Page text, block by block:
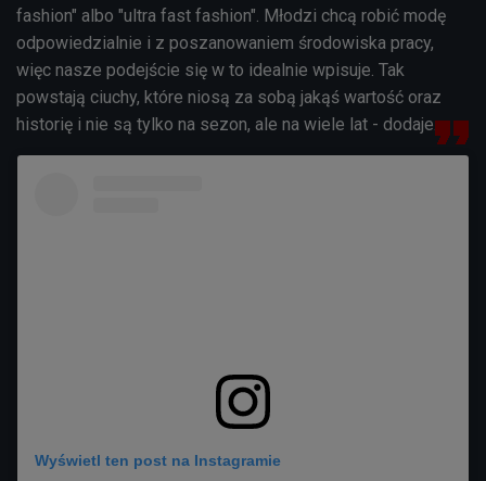
fashion" albo "ultra fast fashion". Młodzi chcą robić modę
odpowiedzialnie i z poszanowaniem środowiska pracy,
więc nasze podejście się w to idealnie wpisuje. Tak
powstają ciuchy, które niosą za sobą jakąś wartość oraz
historię i nie są tylko na sezon, ale na wiele lat - dodaje.
Wyświetl ten post na Instagramie